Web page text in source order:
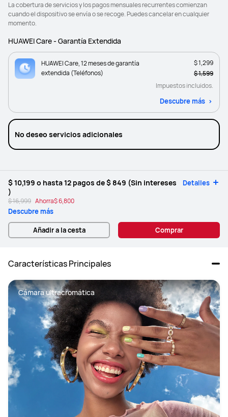
La cobertura de servicios y los pagos mensuales recurrentes comienzan
cuando el dispositivo se envía o se recoge. Puedes cancelar en cualquier
momento.
HUAWEI Care - Garantía Extendida
HUAWEI Care, 12 meses de garantía
extendida (Teléfonos)
$ 1,299
$ 1,599
Impuestos incluidos.
Descubre más
No deseo servicios adicionales
$ 10,199 o hasta 12 pagos de$ 849 (Sin intereses
)
Detalles
$ 16,999 Ahorra$ 6,800
Descubre más
Añadir a la cesta Comprar
Características Principales
Cámara ultracromática